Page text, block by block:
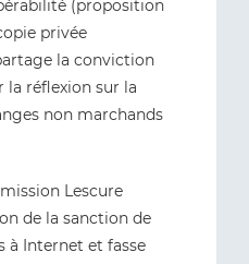
(proposition
privée
la conviction
la réflexion sur la
non marchands
Lescure
de la sanction de
à Internet et fasse